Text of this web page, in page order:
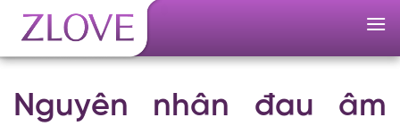
Skip
content
Nguyên nhân đau âm